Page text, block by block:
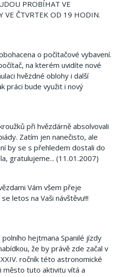
PROBÍHAT VE
VE ČTVRTEK OD 19 HODIN.
o počítačové vybavení.
na kterém uvidíte nové
hvězdné oblohy i další
práci bude využit i nový
při hvězdárně absolvovali
Zatím jen nanečisto, ale
by se s přehledem dostali do
gratulujeme... (11.01.2007)
Vám všem přeje
letos na Vaši návštěvu!!!
hejtmana Spanilé jízdy
že by právě zde začal v
ročník této astronomické
město tuto aktivitu vítá a